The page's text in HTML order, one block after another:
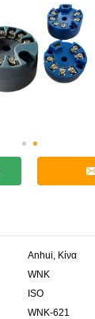
Anhui, Κίνα
WNK
ISO
WNK-621